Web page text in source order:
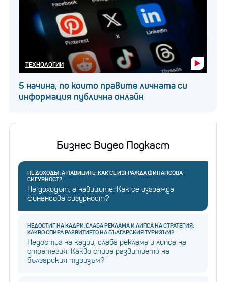
ТЕХНОЛОГИИ
5 начина, по които правите личната си
информация публична онлайн
Бизнес Видео Подкаст
НЕ ДОХОДЪТ, А НАВИЦИТЕ: КАК СЕ ИЗГРАЖДА ФИНАНСОВА
СИГУРНОСТ?
Не доходът, а навиците: Как се изгражда
финансова сигурност?
НЕДОСТИГ НА КАДРИ, СЛАБА РЕКЛАМА И ЛИПСА НА СТРАТЕГИЯ:
КАКВО СПИРА РАЗВИТИЕТО НА БЪЛГАРСКИЯ ТУРИЗЪМ?
Недостиг на кадри, слаба реклама и липса на
стратегия: Какво спира развитието на
българския туризъм?